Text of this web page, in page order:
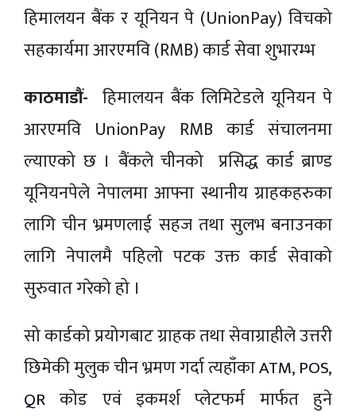
हिमालयन बैंक र यूनियन पे (UnionPay) विचको
सहकार्यमा आरएमवि (RMB) कार्ड सेवा शुभारम्भ
काठमाडौं- हिमालयन बैंक लिमिटेडले यूनियन पे
आरएमवि UnionPay RMB कार्ड संचालनमा
ल्याएको छ । बैंकले चीनको प्रसिद्ध कार्ड ब्राण्ड
यूनियनपेले नेपालमा आफ्ना स्थानीय ग्राहकहरुका
लागि चीन भ्रमणलाई सहज तथा सुलभ बनाउनका
लागि नेपालमै पहिलो पटक उक्त कार्ड सेवाको
सुरुवात गरेको हो ।
सो कार्डको प्रयोगबाट ग्राहक तथा सेवाग्राहीले उत्तरी
छिमेकी मुलुक चीन भ्रमण गर्दा त्यहाँकाATM, POS,
QR कोड एवं इकमर्श प्लेटफर्म मार्फत हुने